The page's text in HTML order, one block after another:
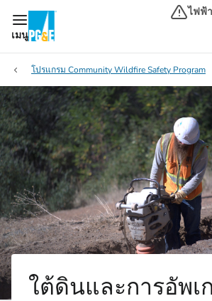
เมนู
ไฟฟ้
โปรแกรม Community Wildfire Safety Program
ใต้ดินและการอัพเ